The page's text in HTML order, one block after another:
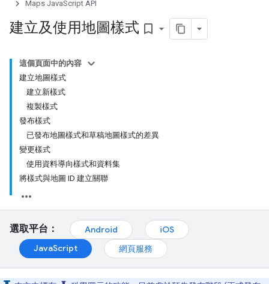
Maps JavaScript API
建立及使用地圖樣式 bookmark_border
這個頁面中的內容
建立地圖樣式
建立新樣式
複製樣式
發布樣式
已發布地圖樣式和草稿地圖樣式的差異
變更樣式
使用資料導向樣式和資料集
將樣式與地圖 ID 建立關聯
選取平台： Android
iOS
JavaScript
網頁服務